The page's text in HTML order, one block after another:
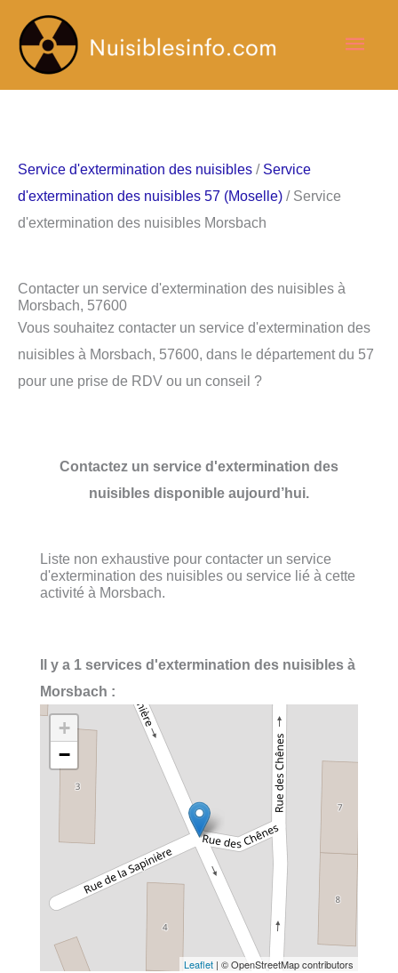
contenu
Service d'extermination des nuisibles / Service
d'extermination des nuisibles 57 (Moselle) / Service
d'extermination des nuisibles Morsbach
Contacter un service d'extermination des nuisibles à
Morsbach, 57600
Vous souhaitez contacter un service d'extermination des
nuisibles à Morsbach, 57600, dans le département du 57
pour une prise de RDV ou un conseil ?
Contactez un service d'extermination des
nuisibles disponible aujourd’hui.
Liste non exhaustive pour contacter un service
d'extermination des nuisibles ou service lié à cette
activité à Morsbach.
Il y a 1 services d'extermination des nuisibles à
Morsbach :
+
−
Leaflet | © OpenStreetMap contributors